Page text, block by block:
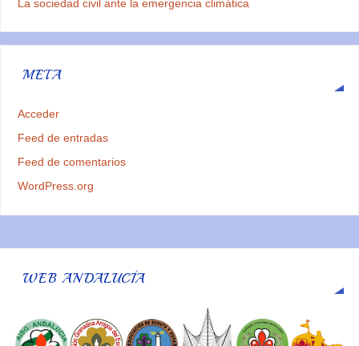
La sociedad civil ante la emergencia climática
META
Acceder
Feed de entradas
Feed de comentarios
WordPress.org
WEB ANDALUCÍA